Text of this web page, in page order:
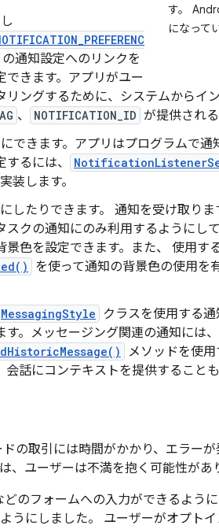
す。
になって
通知設定へのリンクを
きます。アプリがユー
ングするために、システムからイ
、 NOTIFICATION_ID が提供され
できます。アプリはプログラムで通
るには、
装します。
したりできます。 通知を受け取り
クの通知にのみ利用するようにし
色を設定できます。また、 使用す
を使って通知の背景色の使用を
MessagingStyle
クラスを使用する
。メッセージング関連の通知には、
メソッドを使
話にコンテキストを提供することも
の取引には時間がかかり、エラー
、ユーザーは不満を抱く可能性があ
のフォームへの入力ができるよう
うにしました。 ユーザーがオプト